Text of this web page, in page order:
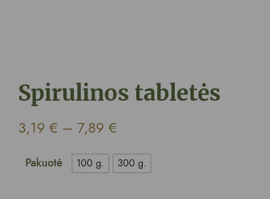
Spirulinos tabletės
3,19 € – 7,89 €
Pakuotė 100 g. 300 g.